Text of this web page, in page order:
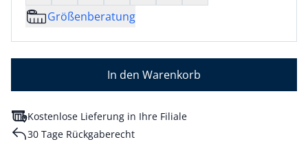
Größenberatung
In den Warenkorb
Kostenlose Lieferung in Ihre Filiale
30 Tage Rückgaberecht